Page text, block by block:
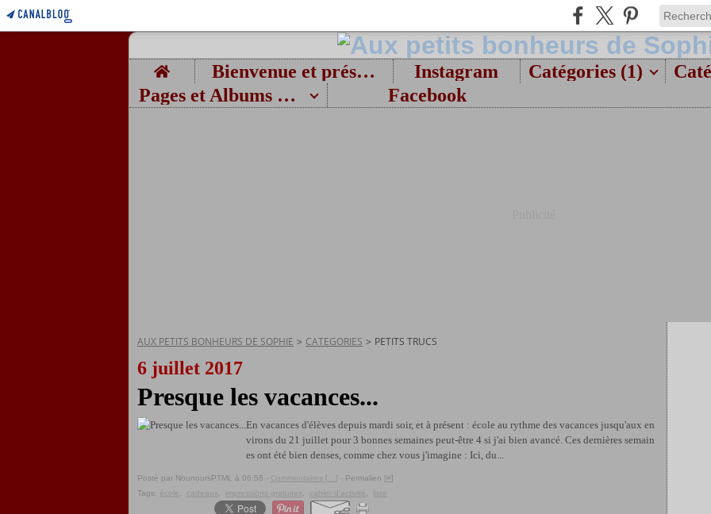
Home Bienvenue et présentation Instagram Catégories (1)
Pages et Albums photos
Facebook
AUX PETITS BONHEURS DE SOPHIE > CATEGORIES > PETITS TRUCS
6 juillet 2017
Presque les vacances...
En vacances d'élèves depuis mardi soir, et à présent : école au rythme des vacances jusqu'aux en
virons du 21 juillet pour 3 bonnes semaines peut-être 4 si j'ai bien avancé. Ces dernières semain
es ont été bien denses, comme chez vous j'imagine : Ici, du...
Posté par NounoursPTML à 06:58 - Commentaires [ ] - Permalien [#]
Tags:
école cadeaux impressions gratuites cahier d'activité liste